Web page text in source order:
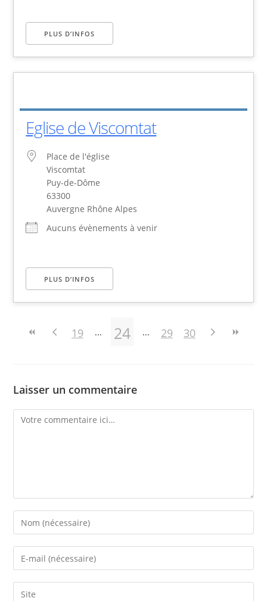
PLUS D’INFOS
Eglise de Viscomtat
Place de l'église
Viscomtat
Puy-de-Dôme
63300
Auvergne Rhône Alpes
Aucuns évènements à venir
PLUS D’INFOS
19 24 29 30
Laisser un commentaire